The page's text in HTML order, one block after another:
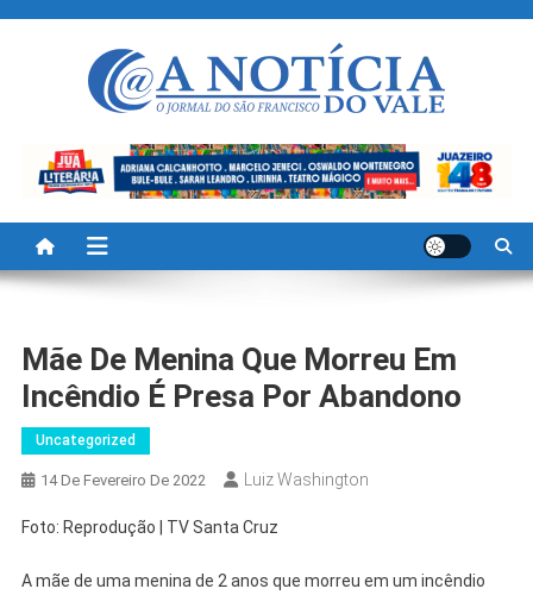
A Noticia Do Vale
Mãe De Menina Que Morreu Em
Incêndio É Presa Por Abandono
Uncategorized
14 De Fevereiro De 2022 Luiz Washington
Foto: Reprodução | TV Santa Cruz
A mãe de uma menina de 2 anos que morreu em um incêndio